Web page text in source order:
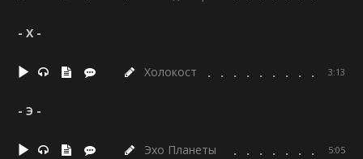
- Х -
Холокост 3:13
- Э -
Эхо Планеты 5:05